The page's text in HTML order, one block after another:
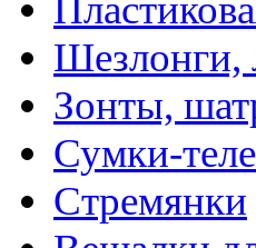
Шезлонги,
Зонты,
Сумки-
Стремянки